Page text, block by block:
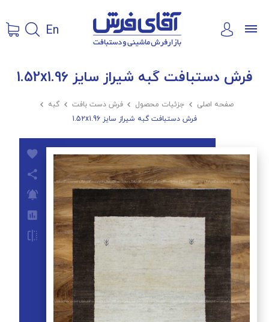
En
فرش دستبافت گبه شیراز سایز 1.52x1.96
صفحه اصلی  جزئیات محصول  فرش دست بافت  گبه 
فرش دستبافت گبه شیراز سایز 1.52x1.96